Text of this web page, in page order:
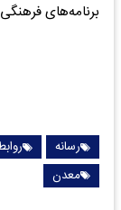
برنامه‌های
رسانه
معدن